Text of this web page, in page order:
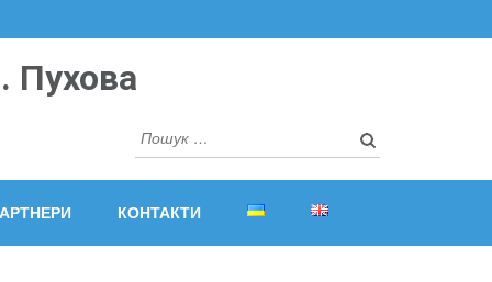
Пухова
Пошук:
КОНТАКТИ